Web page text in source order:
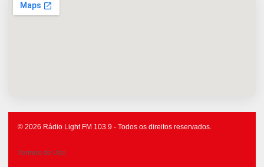
© 2026 Rádio Light FM 103.9 - Todos os direitos reservados.
Termos de Uso